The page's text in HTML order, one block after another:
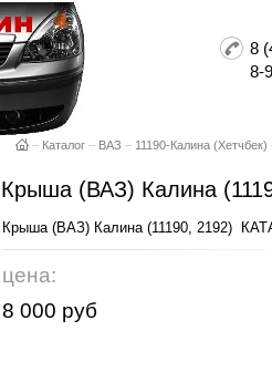
8
8-
– Каталог – ВАЗ – 11190-Калина (Хетчбек)
Крыша (ВАЗ) Калина
Крыша (ВАЗ) Калина (11190, 2192)
цена:
8 000 руб